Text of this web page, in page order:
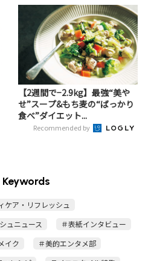
【2週間で−2.9kg】最強“美や
せ”スープ&もち麦の“ばっかり
食べ”ダイエット...
Recommended by
ケア・リフレッシュ
ュニュース
＃表紙インタビュー
イク
＃美的エンタメ部